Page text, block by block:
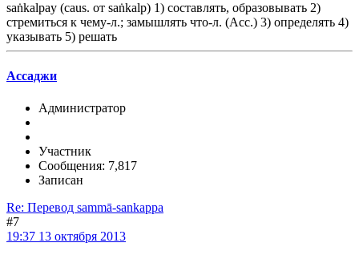
saṅkalpay (caus. от saṅkalp) 1) составлять, образовывать 2)
стремиться к чему-л.; замышлять что-л. (Асс.) 3) определять 4)
указывать 5) решать
Ассаджи
Администратор
Участник
Сообщения: 7,817
Записан
Re: Перевод sammā-sankappa
#7
19:37 13 октября 2013